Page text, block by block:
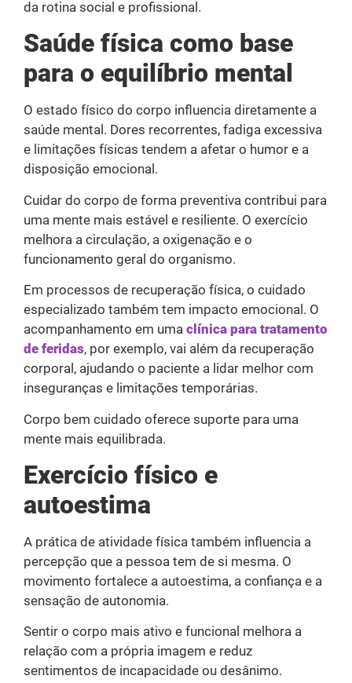
da rotina social e profissional.
Saúde física como base
para o equilíbrio mental
O estado físico do corpo influencia diretamente a
saúde mental. Dores recorrentes, fadiga excessiva
e limitações físicas tendem a afetar o humor e a
disposição emocional.
Cuidar do corpo de forma preventiva contribui para
uma mente mais estável e resiliente. O exercício
melhora a circulação, a oxigenação e o
funcionamento geral do organismo.
Em processos de recuperação física, o cuidado
especializado também tem impacto emocional. O
acompanhamento em uma clínica para tratamento
de feridas, por exemplo, vai além da recuperação
corporal, ajudando o paciente a lidar melhor com
inseguranças e limitações temporárias.
Corpo bem cuidado oferece suporte para uma
mente mais equilibrada.
Exercício físico e
autoestima
A prática de atividade física também influencia a
percepção que a pessoa tem de si mesma. O
movimento fortalece a autoestima, a confiança e a
sensação de autonomia.
Sentir o corpo mais ativo e funcional melhora a
relação com a própria imagem e reduz
sentimentos de incapacidade ou desânimo.